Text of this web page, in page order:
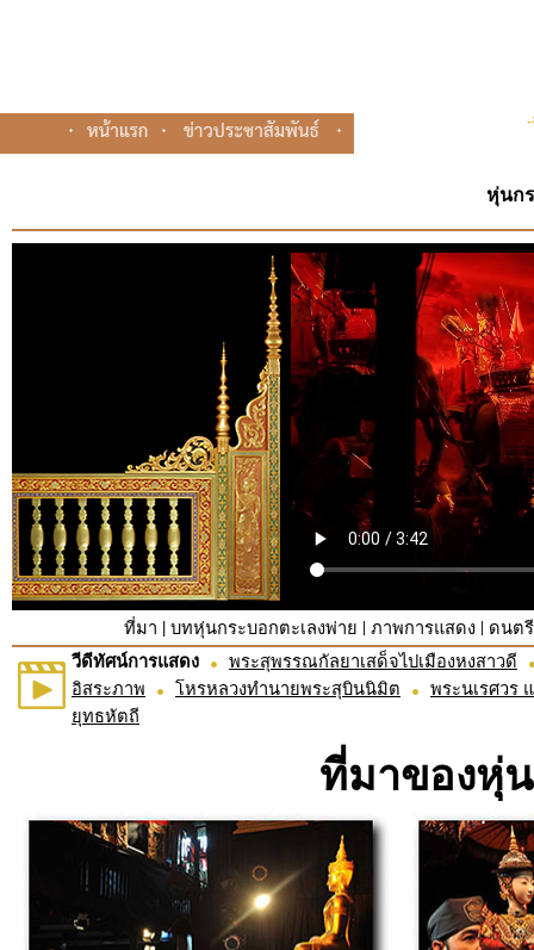
หุ่นก
ที่มา | บทหุ่นกระบอกตะเลงพ่าย | ภาพการแสดง | ดนตรี
วีดีทัศน์การแสดง
พระสุพรรณกัลยาเสด็จไปเมืองหงสาวดี
อิสระภาพ
โหรหลวงทำนายพระสุบินนิมิต
พระนเรศวร
ยุทธหัตถี